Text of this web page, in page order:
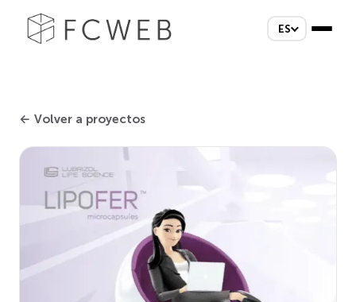
ES
← Volver a proyectos